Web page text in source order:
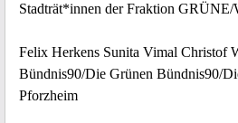
Stadträt*innen der Fraktion
Felix Herkens Sunita Vimal Christof
Bündnis90/Die Grünen Bündnis90/
Pforzheim